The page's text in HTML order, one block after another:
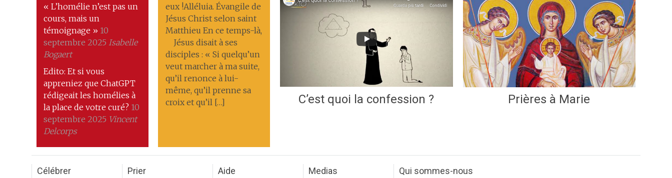
« L’homélie n’est pas un
cours, mais un
témoignage » 10
septembre 2025 Isabelle
Bogaert
Edito: Et si vous
appreniez que ChatGPT
rédigeait les homélies à
la place de votre curé? 10
septembre 2025 Vincent
Delcorps
eux !Alléluia. Évangile de
Jésus Christ selon saint
Matthieu En ce temps-là,
Jésus disait à ses
disciples : « Si quelqu’un
veut marcher à ma suite,
qu’il renonce à lui-
même, qu’il prenne sa
croix et qu’il […]
C’est quoi la confession ? Prières à Marie
Célébrer Prier Aide Medias
Qui sommes-nous